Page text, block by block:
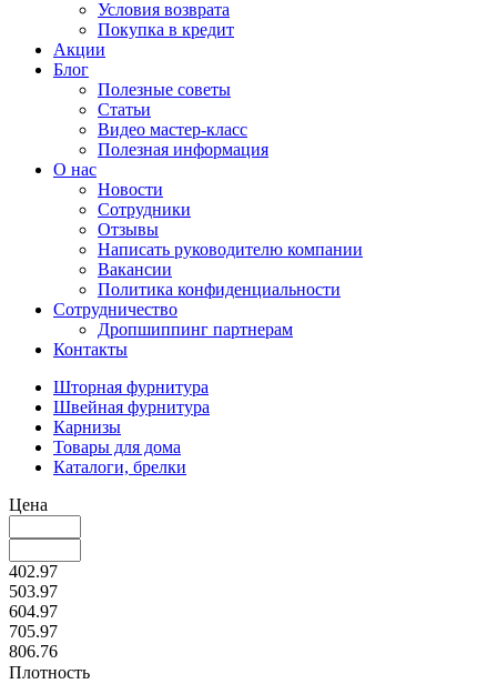
Условия возврата
Покупка в кредит
Акции
Блог
Полезные советы
Статьи
Видео мастер-класс
Полезная информация
О нас
Новости
Сотрудники
Отзывы
Написать руководителю компании
Вакансии
Политика конфиденциальности
Сотрудничество
Дропшиппинг партнерам
Контакты
Шторная фурнитура
Швейная фурнитура
Карнизы
Товары для дома
Каталоги, брелки
Цена
402.97
503.97
604.97
705.97
806.76
Плотность